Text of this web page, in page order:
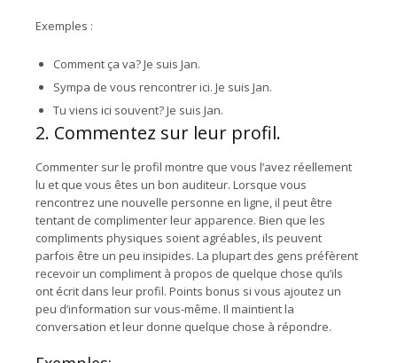
Exemples :
Comment ça va? Je suis Jan.
Sympa de vous rencontrer ici. Je suis Jan.
Tu viens ici souvent? Je suis Jan.
2. Commentez sur leur profil.
Commenter sur le profil montre que vous l’avez réellement
lu et que vous êtes un bon auditeur. Lorsque vous
rencontrez une nouvelle personne en ligne, il peut être
tentant de complimenter leur apparence. Bien que les
compliments physiques soient agréables, ils peuvent
parfois être un peu insipides. La plupart des gens préfèrent
recevoir un compliment à propos de quelque chose qu’ils
ont écrit dans leur profil. Points bonus si vous ajoutez un
peu d’information sur vous-même. Il maintient la
conversation et leur donne quelque chose à répondre.